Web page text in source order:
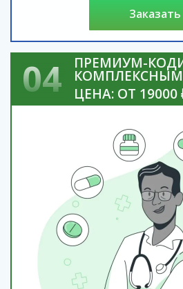
заказать
04 ПРЕМИУМ-
ЦЕНА: ОТ 19000